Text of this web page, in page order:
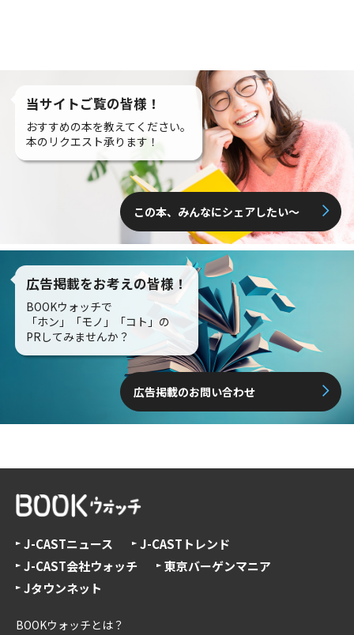
当サイトご覧の皆様！
おすすめの本を教えてください。
本のリクエスト承ります！
この本、みんなにシェアしたい〜
広告掲載をお考えの皆様！
BOOKウォッチで
「ホン」「モノ」「コト」の
PRしてみませんか？
広告掲載のお問い合わせ
J-CASTニュース
J-CASTトレンド
J-CAST会社ウォッチ
東京バーゲンマニア
Jタウンネット
BOOKウォッチとは？